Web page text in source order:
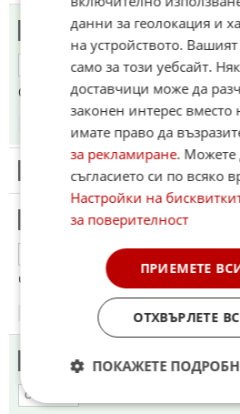
БУКЛУКУС КЛАН...
ОТГОВОР
САМО натаняху липсва. Пълни
Този коментар е премахнат от
Атина Палада
Чорапа ще връща ли лева?
14.06.2026
Хахаха!🎺🥳😀
ОТГОВОР
данни за геолокация и
на устройството.
само за този уебсайт.
доставчици може да
законен интерес вместо
имате право да
за рекламиране. Можете
съгласието си по всяко
Настройки на
за поверителност
ПРИЕМЕТЕ
ОТХВЪРЛЕТЕ
ПОКАЖЕТЕ